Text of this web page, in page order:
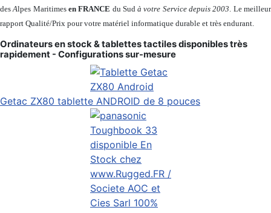
desAlpes Maritimes en FRANCE du Sudà votre Service depuis 2003. Le meilleur
rapport Qualité/Prix pour votre matériel informatique durable et très endurant.
Ordinateurs en stock & tablettes tactiles disponibles très
rapidement - Configurations sur-mesure
Getac ZX80 tablette ANDROID de 8 pouces